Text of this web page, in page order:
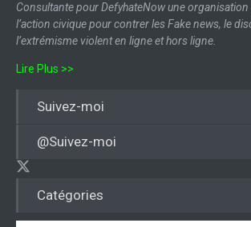
Catégories
Consultante pour DefyhateNow une
l’action civique pour contrer les Fake news, le
l’extrémisme violent en ligne et hors ligne.
Lire Plus >>
Suivez-moi
@Suivez-moi